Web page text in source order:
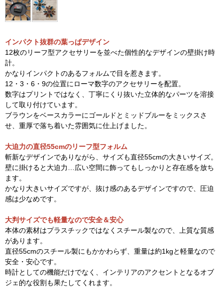
インパクト抜群の葉っぱデザイン
12枚のリーフ型アクセサリーを並べた個性的なデザインの壁掛け時
計。
かなりインパクトのあるフォルムで目を惹きます。
12・3・6・9の位置にローマ数字のアクセサリーを配置。
数字はプリントではなく、丁寧にくり抜いた立体的なパーツを溶接
して取り付けています。
ブラウンをベースカラーにゴールドとミッドブルーをミックスさ
せ、重厚で落ち着いた雰囲気に仕上げました。
大迫力の直径55cmのリーフ型フォルム
斬新なデザインでありながら、サイズも直径55cmの大きいサイズ。
壁に掛けると大迫力…広い空間に飾ってもしっかりと存在感を放ち
ます。
かなり大きいサイズですが、抜け感のあるデザインですので、圧迫
感は少なめです。
大判サイズでも軽量なので安全＆安心
本体の素材はプラスチックではなくスチール製なので、上質な質感
があります。
直径55cmのスチール製にもかかわらず、重量は約1kgと軽量なので
安全・安心です。
時計としての機能だけでなく、インテリアのアクセントとなるオブ
ジェ的な役割も果たしてくれます。